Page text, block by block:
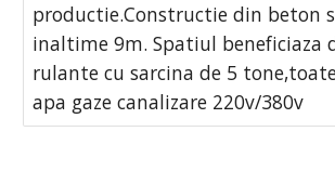
productie.Constructie din beton
inaltime 9m. Spatiul beneficiaza
rulante cu sarcina de 5
apa gaze canalizare 220v/380v